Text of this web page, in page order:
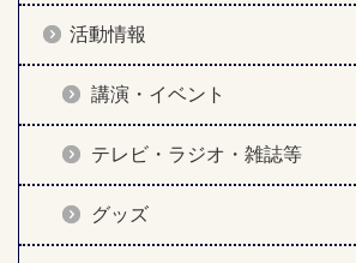
活動情報
講演・イベント
テレビ・ラジオ・雑誌等
グッズ